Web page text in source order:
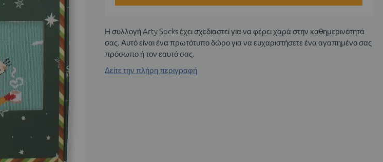
Η συλλογή Arty Socks έχει σχεδιαστεί για να φέρει χαρά στην καθημερινότητά
σας. Αυτό είναι ένα πρωτότυπο δώρο για να ευχαριστήσετε ένα αγαπημένο σας
πρόσωπο ή τον εαυτό σας.
Δείτε την πλήρη περιγραφή